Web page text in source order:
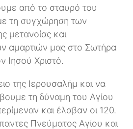
από το σταυρό του
τη συγχώρηση των
μετανοίας και
αμαρτιών μας στο Σωτήρα
Ιησού Χριστό.
της Ιερουσαλήμ και να
τη δύναμη του Αγίου
και έλαβαν οι 120.
Πνεύματος Αγίου και